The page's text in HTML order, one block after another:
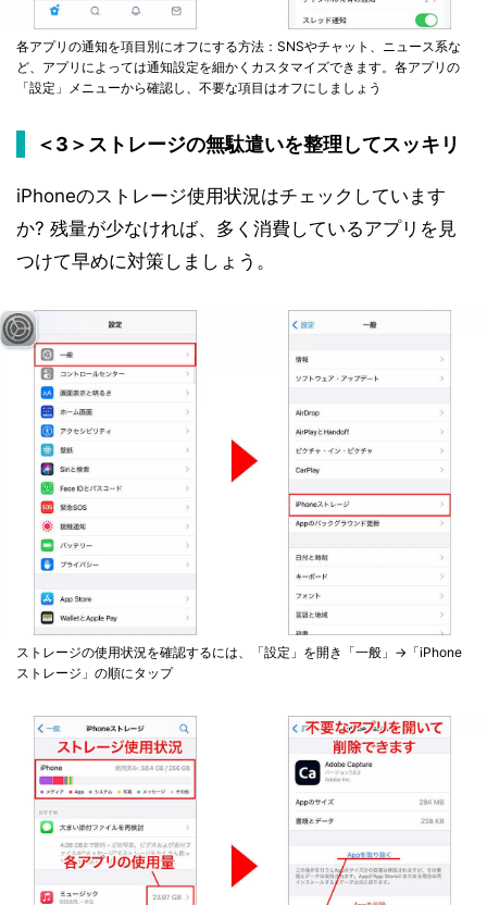
各アプリの通知を項目別にオフにする方法：SNSやチャット、ニュース系な
ど、アプリによっては通知設定を細かくカスタマイズできます。各アプリの
「設定」メニューから確認し、不要な項目はオフにしましょう
＜3＞ストレージの無駄遣いを整理してスッキリ
iPhoneのストレージ使用状況はチェックしています
か? 残量が少なければ、多く消費しているアプリを見
つけて早めに対策しましょう。
ストレージの使用状況を確認するには、「設定」を開き「一般」→「iPhone
ストレージ」の順にタップ